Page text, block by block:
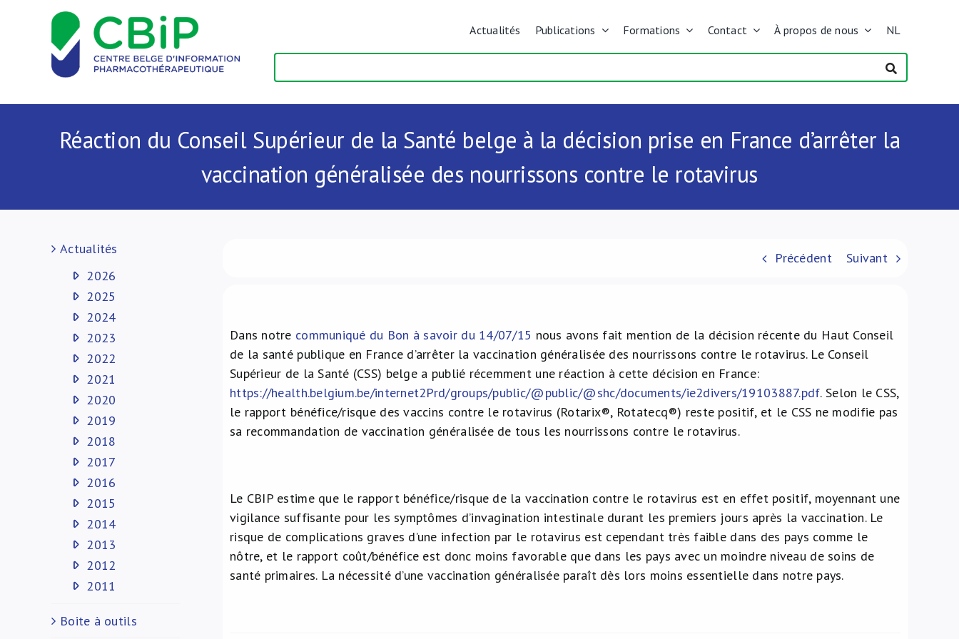
Actualités Publications Formations Contact À propos de nous NL
Réaction du Conseil Supérieur de la Santé belge à la décision prise en France d’arrêter la
vaccination généralisée des nourrissons contre le rotavirus
Précédent Suivant
Dans notre communiqué du Bon à savoir du 14/07/15 nous avons fait mention de la décision récente du Haut Conseil
de la santé publique en France d’arrêter la vaccination généralisée des nourrissons contre le rotavirus. Le Conseil
Supérieur de la Santé (CSS) belge a publié récemment une réaction à cette décision en France:
https://health.belgium.be/internet2Prd/groups/public/@public/@shc/documents/ie2divers/19103887.pdf. Selon le CSS,
le rapport bénéfice/risque des vaccins contre le rotavirus (Rotarix®, Rotatecq®) reste positif, et le CSS ne modifie pas
sa recommandation de vaccination généralisée de tous les nourrissons contre le rotavirus.
Le CBIP estime que le rapport bénéfice/risque de la vaccination contre le rotavirus est en effet positif, moyennant une
vigilance suffisante pour les symptômes d’invagination intestinale durant les premiers jours après la vaccination. Le
risque de complications graves d’une infection par le rotavirus est cependant très faible dans des pays comme le
nôtre, et le rapport coût/bénéfice est donc moins favorable que dans les pays avec un moindre niveau de soins de
santé primaires. La nécessité d’une vaccination généralisée paraît dès lors moins essentielle dans notre pays.
Actualités
2026
2025
2024
2023
2022
2021
2020
2019
2018
2017
2016
2015
2014
2013
2012
2011
Boite à outils